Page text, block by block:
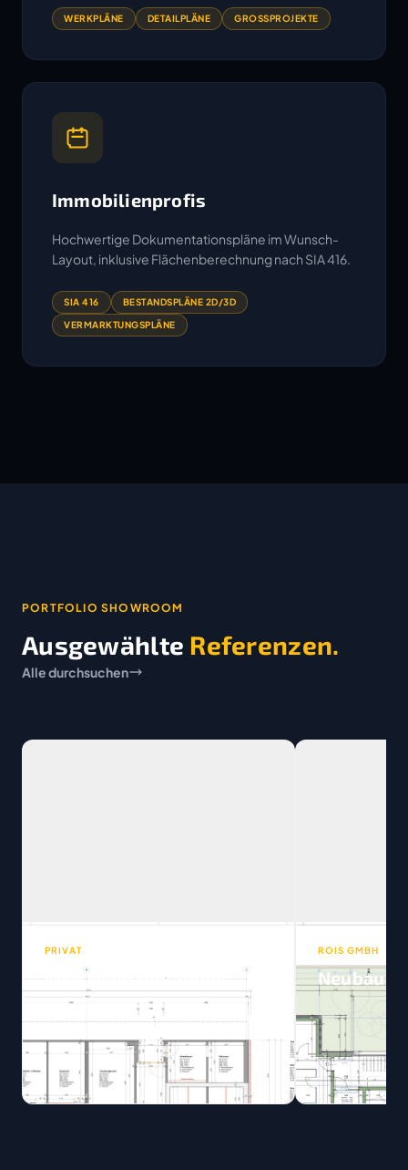
WERKPLÄNE DETAILPLÄNE GROSSPROJEKTE
Immobilienprofis
Hochwertige Dokumentationspläne im Wunsch-
Layout, inklusive Flächenberechnung nach SIA 416.
SIA 416 BESTANDSPLÄNE 2D/3D
VERMARKTUNGSPLÄNE
PORTFOLIO SHOWROOM
Ausgewählte Referenzen.
Alle durchsuchen
PRIVAT
MFH Neubauplanung
ROIS GMBH
Neubau